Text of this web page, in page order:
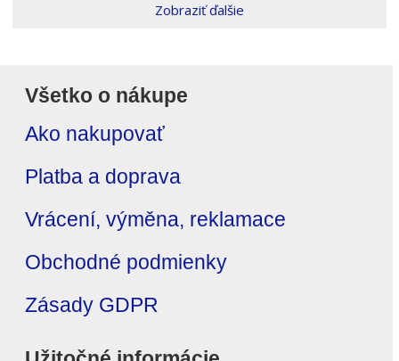
Zobraziť ďalšie
Všetko o nákupe
Ako nakupovať
Platba a doprava
Vrácení, výměna, reklamace
Obchodné podmienky
Zásady GDPR